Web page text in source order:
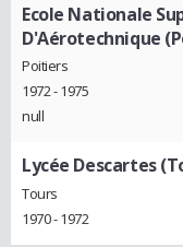
Ecole Nationale
D'Aérotechnique
Poitiers
1972 - 1975
null
Lycée Descartes
Tours
1970 - 1972